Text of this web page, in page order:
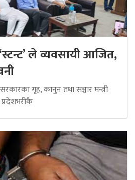
ले व्यवसायी आजित,
गृह, कानुन तथा सञ्चार मन्त्री